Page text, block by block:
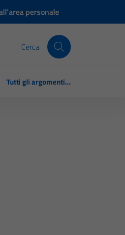
personale
Cerca
Tutti gli argomenti...